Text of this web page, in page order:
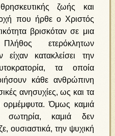
ζωής και
που ήρθε ο Χριστός
βρισκόταν σε μια
ετερόκλητων
είχαν κατακλείσει την
τα οποία
κάθε ανθρώπινη
ανησυχίες, ως και τα
ορμέμφυτα. Όμως καμιά
σωτηρία, καμιά δεν
ουσιαστικά, την ψυχική